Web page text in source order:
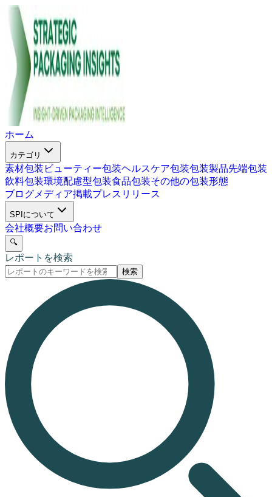
ホーム
カテゴリ
素材包装 ビューティー包装ヘルスケア包装包装製品先端包装
飲料包装環境配慮型包装食品包装その他の包装形態
ブログメディア掲載プレスリリース
SPIについて
会社概要お問い合わせ
🔍
レポートを検索
検索